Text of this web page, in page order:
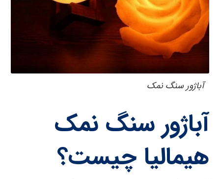
آباژور سنگ نمک
آباژور سنگ نمک
هیمالیا چیست؟